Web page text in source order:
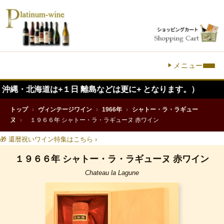
メニュー
+１日 離島などは更に+ となります。）
トップ › ヴィンテージワイン › 1966年 ›
シャトー・ラ・ラギュー
ヌ
› １９６６年 シャトー・ラ・ラギューヌ 赤ワイン
🎁 還暦祝いワイン特集はこちら ›
１９６６年 シャトー・ラ・ラギューヌ 赤ワイン
Chateau la Lagune